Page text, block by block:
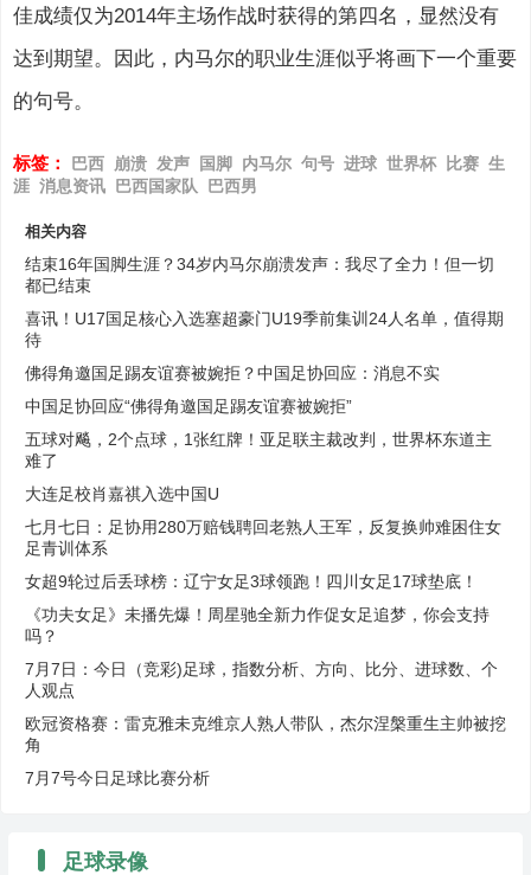
佳成绩仅为2014年主场作战时获得的第四名，显然没有
达到期望。因此，内马尔的职业生涯似乎将画下一个重要
的句号。
标签： 巴西 崩溃 发声 国脚 内马尔 句号 进球 世界杯 比赛 生
涯 消息资讯 巴西国家队 巴西男
相关内容
结束16年国脚生涯？34岁内马尔崩溃发声：我尽了全力！但一切
都已结束
喜讯！U17国足核心入选塞超豪门U19季前集训24人名单，值得期
待
佛得角邀国足踢友谊赛被婉拒？中国足协回应：消息不实
中国足协回应“佛得角邀国足踢友谊赛被婉拒”
五球对飚，2个点球，1张红牌！亚足联主裁改判，世界杯东道主
难了
大连足校肖嘉祺入选中国U
七月七日：足协用280万赔钱聘回老熟人王军，反复换帅难困住女
足青训体系
女超9轮过后丢球榜：辽宁女足3球领跑！四川女足17球垫底！
《功夫女足》未播先爆！周星驰全新力作促女足追梦，你会支持
吗？
7月7日：今日（竞彩)足球，指数分析、方向、比分、进球数、个
人观点
欧冠资格赛：雷克雅未克维京人熟人带队，杰尔涅槃重生主帅被挖
角
7月7号今日足球比赛分析
足球录像